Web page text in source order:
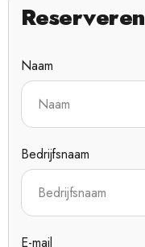
Reserveren
Naam
Bedrijfsnaam
E-mail